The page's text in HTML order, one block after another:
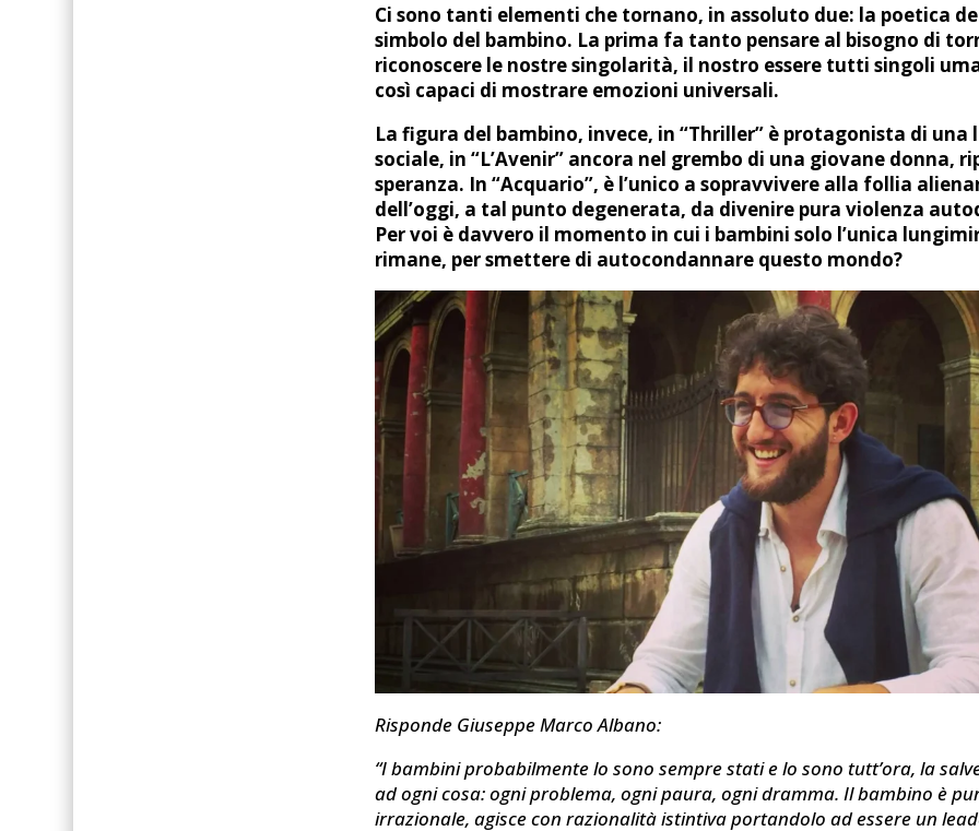
Ci sono tanti elementi che tornano, in assoluto due: la poetica
simbolo del bambino. La prima fa tanto pensare al bisogno di
riconoscere le nostre singolarità, il nostro essere tutti singoli
così capaci di mostrare emozioni universali.
La figura del bambino, invece, in “Thriller” è protagonista di
sociale, in “L’Avenir” ancora nel grembo di una giovane donna,
speranza. In “Acquario”, è l’unico a sopravvivere alla follia
dell’oggi, a tal punto degenerata, da divenire pura violenza
Per voi è davvero il momento in cui i bambini solo l’unica
rimane, per smettere di autocondannare questo mondo?
Risponde Giuseppe Marco Albano:
“I bambini probabilmente lo sono sempre stati e lo sono tutt’ora, la
ad ogni cosa: ogni problema, ogni paura, ogni dramma. Il bambino è
irrazionale, agisce con razionalità istintiva portandolo ad essere un